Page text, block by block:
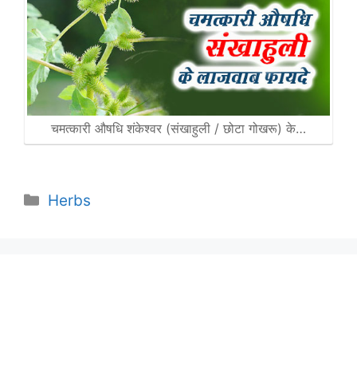
चमत्कारी औषधि शंकेश्वर (संखाहुली / छोटा गोखरू) के…
Categories
Herbs